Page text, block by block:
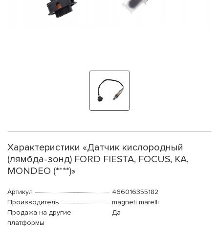
Характеристики «Датчик кислородный
(лямбда-зонд) FORD FIESTA, FOCUS, KA,
MONDEO (****)»
Артикул
466016355182
Производитель
magneti marelli
Продажа на другие
платформы
Да